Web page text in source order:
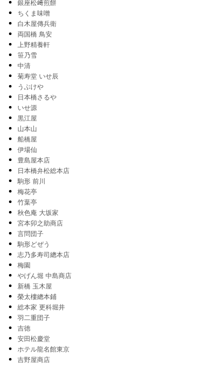
銀座松﨑煎餅
ちくま味噌
白木屋傳兵衛
両国橋 鳥安
上野精養軒
笹乃雪
中清
菊寿堂 いせ辰
うぶけや
日本橋さるや
いせ源
黒江屋
山本山
船橋屋
伊場仙
豊島屋本店
日本橋弁松総本店
駒形 前川
梅花亭
竹葉亭
秋色庵 大坂家
宮本卯之助商店
言問団子
駒形どぜう
志乃多寿司總本店
梅園
やげん堀 中島商店
新橋 玉木屋
榮太樓總本鋪
総本家 更科堀井
羽二重団子
吉徳
安田松慶堂
ホテル龍名館東京
吉野屋商店